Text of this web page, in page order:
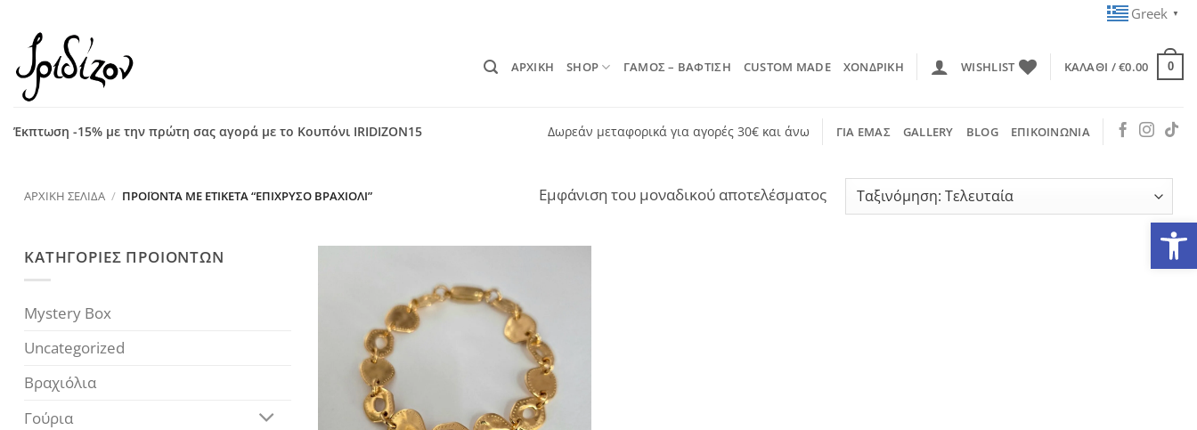
περιεχόμενο
Greek ▼
ΑΡΧΙΚΗ SHOP ΓΑΜΟΣ – ΒΑΦΤΙΣΗ CUSTOM MADE ΧΟΝΔΡΙΚΗ WISHLIST ΚΑΛΆΘΙ /€0.00 0
Έκπτωση -15% με την πρώτη σας αγορά με το Κουπόνι IRIDIZON15 Δωρεάν μεταφορικά για αγορές 30€ και άνω ΓΙΑ ΕΜΑΣ GALLERY BLOG ΕΠΙΚΟΙΝΩΝΙΑ
ΑΡΧΙΚΉ ΣΕΛΊΔΑ / ΠΡΟΪΌΝΤΑ ΜΕ ΕΤΙΚΈΤΑ “ΕΠΊΧΡΥΣΟ ΒΡΑΧΙΌΛΙ” Εμφάνιση του μοναδικού αποτελέσματος
ΚΑΤΗΓΟΡΙΕΣ ΠΡΟΙΟΝΤΩΝ
Mystery Box
Uncategorized
Βραχιόλια
Γούρια